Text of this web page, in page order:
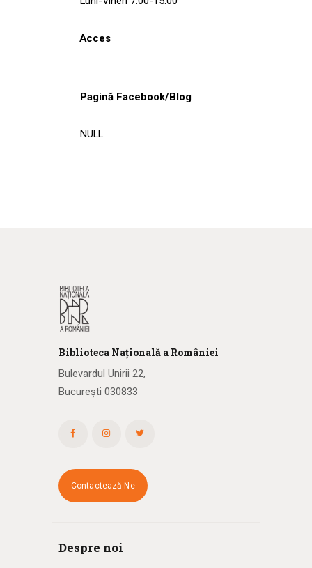
Acces
Pagină Facebook/Blog
NULL
Biblioteca Națională a României
Bulevardul Unirii 22,
București 030833
Contactează-Ne
Despre noi